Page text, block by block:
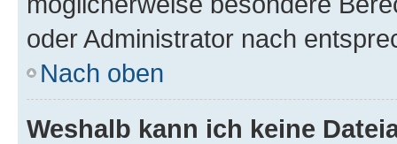
oder Administrator nach
Nach oben
Weshalb kann ich keine